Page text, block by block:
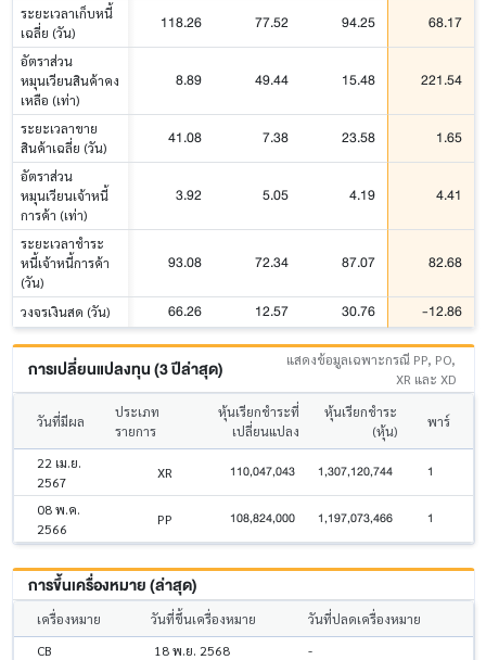
ระยะเวลาเก็บหนี้
เฉลี่ย (วัน)
118.26 77.52 94.25 68.17
อัตราส่วน
หมุนเวียนสินค้าคง
เหลือ (เท่า)
8.89 49.44 15.48 221.54
ระยะเวลาขาย
สินค้าเฉลี่ย (วัน)
41.08 7.38 23.58 1.65
อัตราส่วน
หมุนเวียนเจ้าหนี้
การค้า (เท่า)
3.92 5.05 4.19 4.41
ระยะเวลาชำระ
หนี้เจ้าหนี้การค้า
(วัน)
93.08 72.34 87.07 82.68
วงจรเงินสด (วัน) 66.26 12.57 30.76 -12.86
การเปลี่ยนแปลงทุน (3 ปีล่าสุด)
แสดงข้อมูลเฉพาะกรณี PP, PO,
XR และ XD
วันที่มีผล
ประเภท
รายการ
หุ้นเรียกชำระที่
เปลี่ยนแปลง
หุ้นเรียกชำระ
(หุ้น)
พาร์
22 เม.ย.
2567
XR 110,047,043 1,307,120,744 1
08 พ.ค.
2566
PP 108,824,000 1,197,073,466 1
การขึ้นเครื่องหมาย (ล่าสุด)
เครื่องหมาย วันที่ขึ้นเครื่องหมาย
วันที่ปลดเครื่องหมาย
CB
18 พ.ย. 2568 -